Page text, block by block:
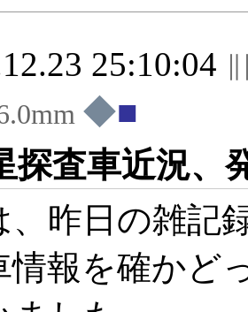
25:10:04
◆
探査車近況、
、昨日の雑記
情報を確かど